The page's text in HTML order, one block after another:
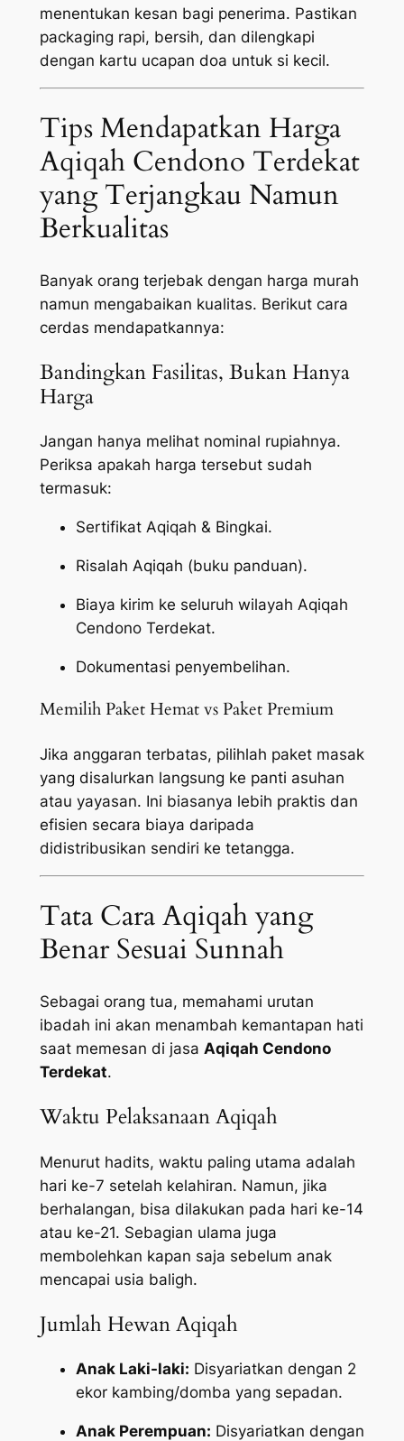
menentukan kesan bagi penerima. Pastikan
packaging rapi, bersih, dan dilengkapi
dengan kartu ucapan doa untuk si kecil.
Tips Mendapatkan Harga
Aqiqah Cendono Terdekat
yang Terjangkau Namun
Berkualitas
Banyak orang terjebak dengan harga murah
namun mengabaikan kualitas. Berikut cara
cerdas mendapatkannya:
Bandingkan Fasilitas, Bukan Hanya
Harga
Jangan hanya melihat nominal rupiahnya.
Periksa apakah harga tersebut sudah
termasuk:
Sertifikat Aqiqah & Bingkai.
Risalah Aqiqah (buku panduan).
Biaya kirim ke seluruh wilayah Aqiqah
Cendono Terdekat.
Dokumentasi penyembelihan.
Memilih Paket Hemat vs Paket Premium
Jika anggaran terbatas, pilihlah paket masak
yang disalurkan langsung ke panti asuhan
atau yayasan. Ini biasanya lebih praktis dan
efisien secara biaya daripada
didistribusikan sendiri ke tetangga.
Tata Cara Aqiqah yang
Benar Sesuai Sunnah
Sebagai orang tua, memahami urutan
ibadah ini akan menambah kemantapan hati
saat memesan di jasa Aqiqah Cendono
Terdekat.
Waktu Pelaksanaan Aqiqah
Menurut hadits, waktu paling utama adalah
hari ke-7 setelah kelahiran. Namun, jika
berhalangan, bisa dilakukan pada hari ke-14
atau ke-21. Sebagian ulama juga
membolehkan kapan saja sebelum anak
mencapai usia baligh.
Jumlah Hewan Aqiqah
Anak Laki-laki: Disyariatkan dengan 2
ekor kambing/domba yang sepadan.
Anak Perempuan: Disyariatkan dengan